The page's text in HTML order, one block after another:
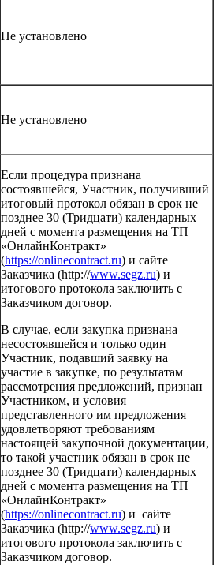
Не установлено
Не установлено
Если процедура признана
состоявшейся, Участник, получивший
итоговый протокол обязан в срок не
позднее 30 (Тридцати) календарных
дней с момента размещения на ТП
«ОнлайнКонтракт»
(https://onlinecontract.ru) и сайте
Заказчика (http://www.segz.ru) и
итогового протокола заключить с
Заказчиком договор.
В случае, если закупка признана
несостоявшейся и только один
Участник, подавший заявку на
участие в закупке, по результатам
рассмотрения предложений, признан
Участником, и условия
представленного им предложения
удовлетворяют требованиям
настоящей закупочной документации,
то такой участник обязан в срок не
позднее 30 (Тридцати) календарных
дней с момента размещения на ТП
«ОнлайнКонтракт»
(https://onlinecontract.ru) и сайте
Заказчика (http://www.segz.ru) и
итогового протокола заключить с
Заказчиком договор.